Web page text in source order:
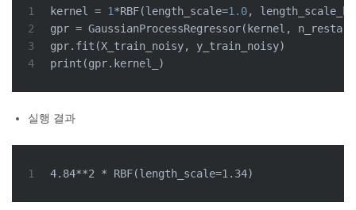
1
2
3
4
kernel = 1*RBF(length_scale=1.0,
gpr = GaussianProcessRegressor(kernel,
gpr.fit(X_train_noisy, y_train_noisy)
print (gpr.kernel_)
실행 결과
1 4.84**2 * RBF(length_scale=1.34)